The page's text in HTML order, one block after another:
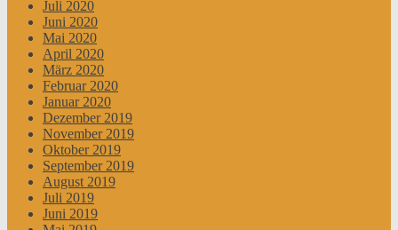
Juli 2020
Juni 2020
Mai 2020
April 2020
März 2020
Februar 2020
Januar 2020
Dezember 2019
November 2019
Oktober 2019
September 2019
August 2019
Juli 2019
Juni 2019